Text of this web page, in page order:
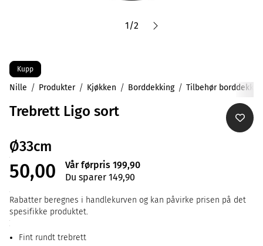
1/2
Kupp
Nille Produkter Kjøkken Borddekking Tilbehør
Trebrett Ligo sort
Ø33cm
50,00
Vår førpris 199,90
Du sparer 149,90
Rabatter beregnes i handlekurven og kan påvirke prisen på det
spesifikke produktet.
Fint rundt trebrett